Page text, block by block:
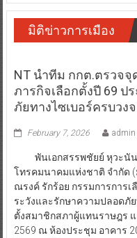
มิติข่าวการเมือง
NT นำทีม กกต.ตรวจจุ
ภารกิจเลือกตั้งปี 69 ป
ภัยทางไซเบอร์ครบวง
February 7, 2026 admin
พันเอกสรรพชัยย์ หุวะนัน
โทรคมนาคมแห่งชาติ จำกัด
ณรงค์ รักร้อย กรรมการการ
ระวังและรักษาความปลอดภั
ตั้งสมาชิกสภาผู้แทนราษฎร
2569 ณ ห้องประชุม อาคา